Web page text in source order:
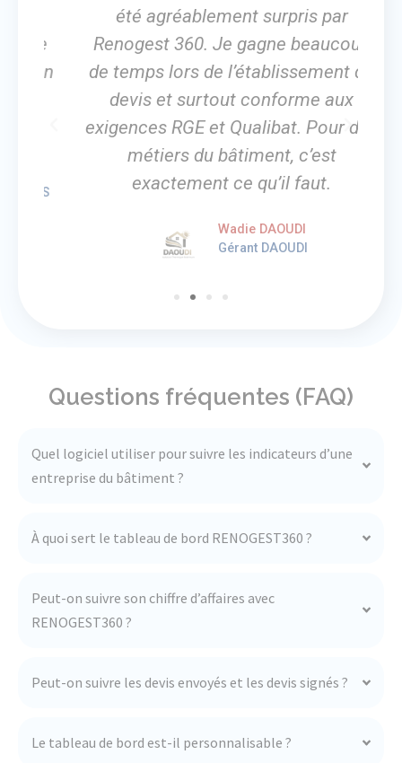
été agréablement surpris par
Renogest 360. Je gagne beaucoup
de temps lors de l’établissement du
devis et surtout conforme aux
exigences RGE et Qualibat. Pour des
métiers du bâtiment, c’est
exactement ce qu’il faut.
Wadie DAOUDI
Gérant DAOUDI
Questions fréquentes (FAQ)
Quel logiciel utiliser pour suivre les indicateurs d’une
entreprise du bâtiment ?
À quoi sert le tableau de bord RENOGEST360 ?
Peut-on suivre son chiffre d’affaires avec
RENOGEST360 ?
Peut-on suivre les devis envoyés et les devis signés ?
Le tableau de bord est-il personnalisable ?